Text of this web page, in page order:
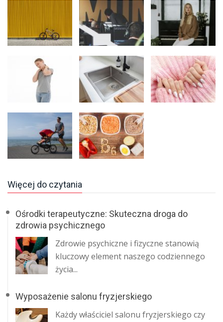
Więcej do czytania
Ośrodki terapeutyczne: Skuteczna droga do
zdrowia psychicznego
Zdrowie psychiczne i fizyczne stanowią
kluczowy element naszego codziennego
życia...
Wyposażenie salonu fryzjerskiego
Każdy właściciel salonu fryzjerskiego czy